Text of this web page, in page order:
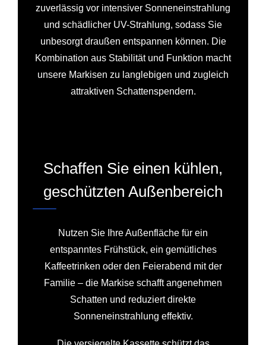
zuverlässig vor intensiver Sonneneinstrahlung
und schädlicher UV-Strahlung, sodass Sie
unbesorgt draußen entspannen können. Die
Kombination aus Stabilität und Funktion macht
unsere Markisen zu langlebigen und zugleich
attraktiven Schattenspendern.
Schaffen Sie einen kühlen,
geschützten Außenbereich
Nutzen Sie Ihre Außenfläche für ein
entspanntes Frühstück, ein gemütliches
Kaffeetrinken oder den Feierabend mit der
Familie – die Markise schafft angenehmen
Schatten und reduziert direkte
Sonneneinstrahlung effektiv.